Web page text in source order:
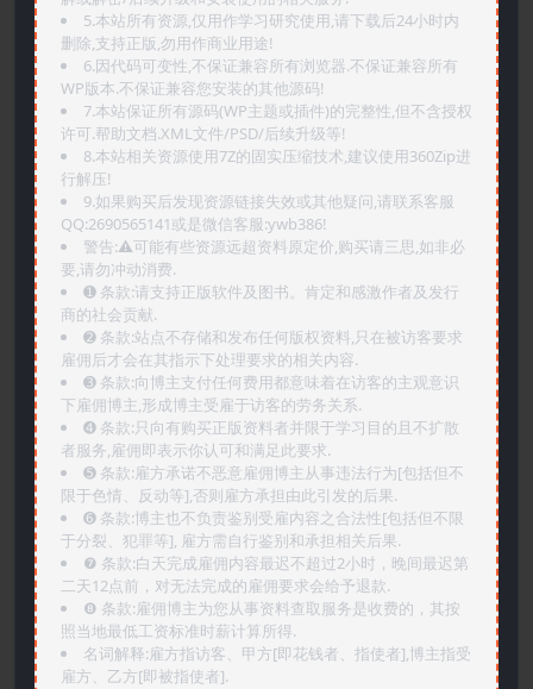
5.本站所有资源,仅用作学习研究使用,请下载后24小时内
删除,支持正版,勿用作商业用途!
6.因代码可变性,不保证兼容所有浏览器.不保证兼容所有
WP版本.不保证兼容您安装的其他源码!
7.本站保证所有源码(WP主题或插件)的完整性,但不含授权
许可.帮助文档.XML文件/PSD/后续升级等!
8.本站相关资源使用7Z的固实压缩技术,建议使用360Zip进
行解压!
9.如果购买后发现资源链接失效或其他疑问,请联系客服
QQ:2690565141或是微信客服:ywb386!
警告:⚠️可能有些资源远超资料原定价,购买请三思,如非必
要,请勿冲动消费.
➊️ 条款:请支持正版软件及图书。肯定和感激作者及发行
商的社会贡献.
➋️ 条款:站点不存储和发布任何版权资料,只在被访客要求
雇佣后才会在其指示下处理要求的相关内容.
➌️ 条款:向博主支付任何费用都意味着在访客的主观意识
下雇佣博主,形成博主受雇于访客的劳务关系.
➍️ 条款:只向有购买正版资料者并限于学习目的且不扩散
者服务,雇佣即表示你认可和满足此要求.
➎ 条款:雇方承诺不恶意雇佣博主从事违法行为[包括但不
限于色情、反动等],否则雇方承担由此引发的后果.
➏️ 条款:博主也不负责鉴别受雇内容之合法性[包括但不限
于分裂、犯罪等], 雇方需自行鉴别和承担相关后果.
❼ 条款:白天完成雇佣内容最迟不超过2小时，晚间最迟第
二天12点前，对无法完成的雇佣要求会给予退款.
❽ 条款:雇佣博主为您从事资料查取服务是收费的，其按
照当地最低工资标准时薪计算所得.
名词解释:雇方指访客、甲方[即花钱者、指使者],博主指受
雇方、乙方[即被指使者].